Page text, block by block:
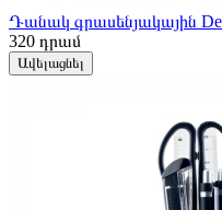
Դանակ գրասենյակային
320 դրամ
Ավելացնել